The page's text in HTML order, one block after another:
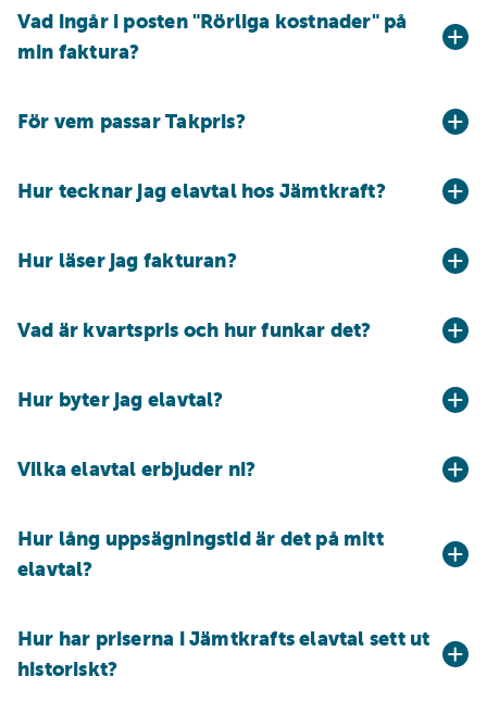
Vad ingår i posten "Rörliga kostnader" på
min faktura?
För vem passar Takpris?
Hur tecknar jag elavtal hos Jämtkraft?
Hur läser jag fakturan?
Vad är kvartspris och hur funkar det?
Hur byter jag elavtal?
Vilka elavtal erbjuder ni?
Hur lång uppsägningstid är det på mitt
elavtal?
Hur har priserna i Jämtkrafts elavtal sett ut
historiskt?